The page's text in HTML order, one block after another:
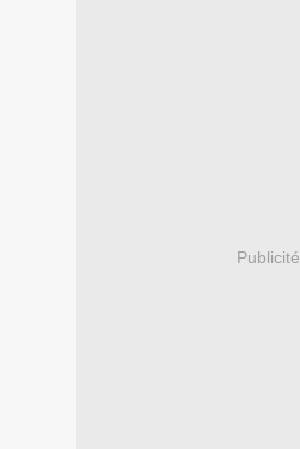
Publicité